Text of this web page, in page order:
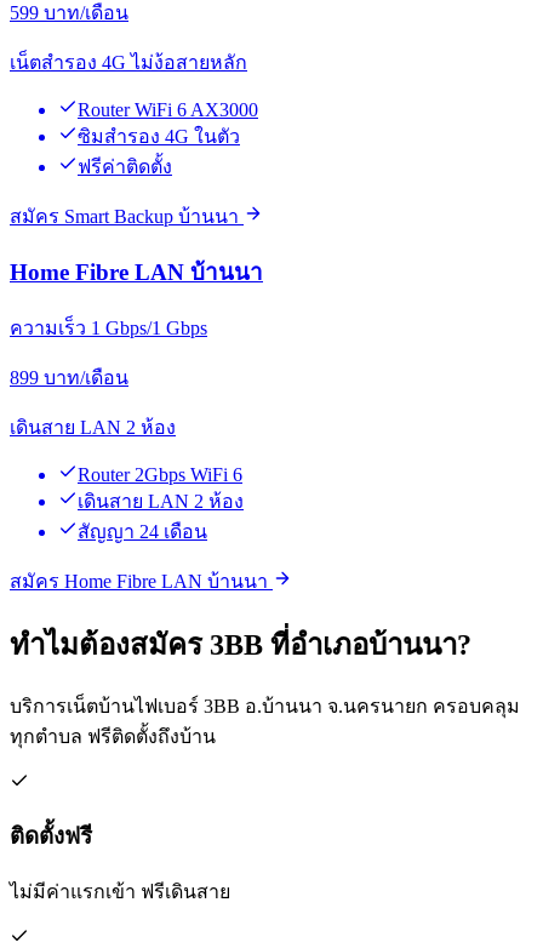
599 บาท/เดือน
เน็ตสำรอง 4G ไม่ง้อสายหลัก
Router WiFi 6 AX3000
ซิมสำรอง 4G ในตัว
ฟรีค่าติดตั้ง
สมัคร Smart Backup บ้านนา
Home Fibre LAN บ้านนา
ความเร็ว 1 Gbps/1 Gbps
899 บาท/เดือน
เดินสาย LAN 2 ห้อง
Router 2Gbps WiFi 6
เดินสาย LAN 2 ห้อง
สัญญา 24 เดือน
สมัคร Home Fibre LAN บ้านนา
ทำไมต้องสมัคร 3BB ที่อำเภอบ้านนา?
บริการเน็ตบ้านไฟเบอร์ 3BB อ.บ้านนา จ.นครนายก ครอบคลุม
ทุกตำบล ฟรีติดตั้งถึงบ้าน
ติดตั้งฟรี
ไม่มีค่าแรกเข้า ฟรีเดินสาย